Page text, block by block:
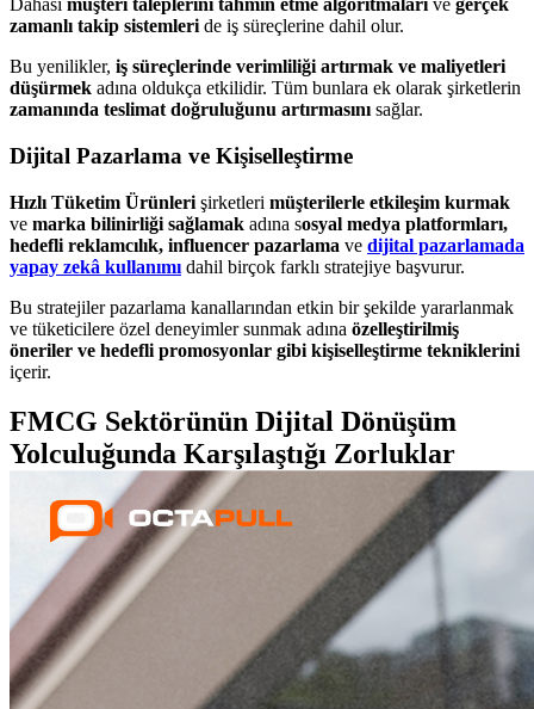
Dahası müşteri taleplerini tahmin etme algoritmaları ve gerçek
zamanlı takip sistemleri de iş süreçlerine dahil olur.
Bu yenilikler, iş süreçlerinde verimliliği artırmak ve maliyetleri
düşürmek adına oldukça etkilidir. Tüm bunlara ek olarak şirketlerin
zamanında teslimat doğruluğunu artırmasını sağlar.
Dijital Pazarlama ve Kişiselleştirme
Hızlı Tüketim Ürünleri şirketleri müşterilerle etkileşim kurmak
ve marka bilinirliği sağlamak adına sosyal medya platformları,
hedefli reklamcılık, influencer pazarlama ve dijital pazarlamada
yapay zekâ kullanımı dahil birçok farklı stratejiye başvurur.
Bu stratejiler pazarlama kanallarından etkin bir şekilde yararlanmak
ve tüketicilere özel deneyimler sunmak adına özelleştirilmiş
öneriler ve hedefli promosyonlar gibi kişiselleştirme tekniklerini
içerir.
FMCG Sektörünün Dijital Dönüşüm
Yolculuğunda Karşılaştığı Zorluklar